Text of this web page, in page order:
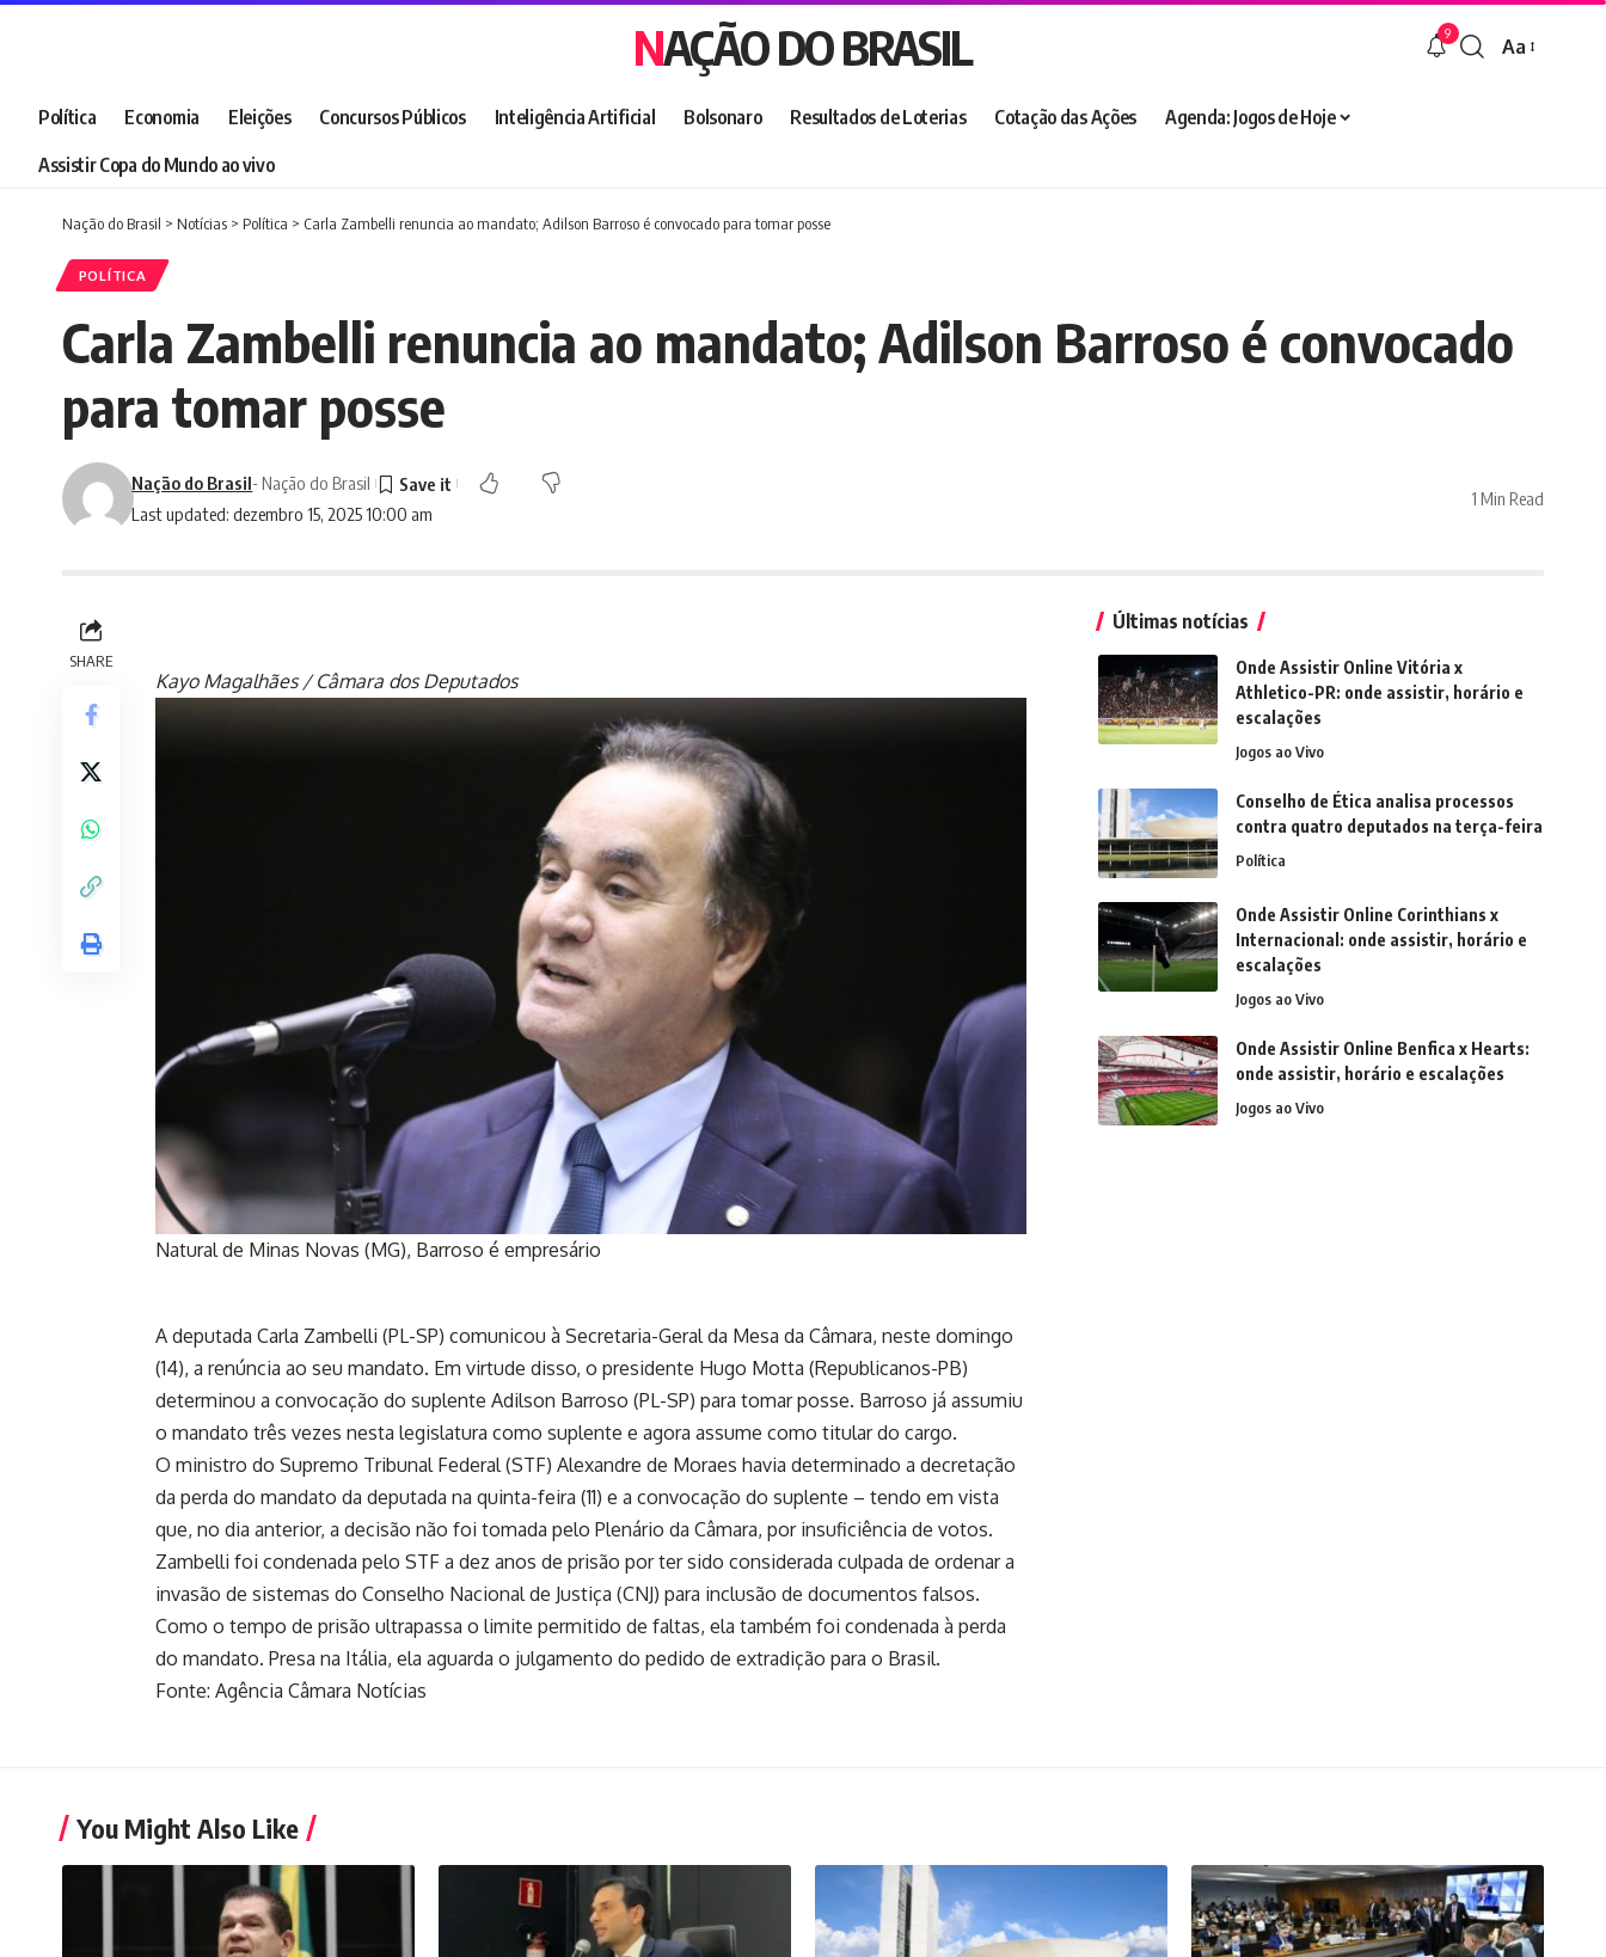
NAÇÃO DO BRASIL 9
Font
Aa
Política Economia Eleições Concursos Públicos Inteligência Artificial Bolsonaro Resultados de Loterias Cotação das Ações
Agenda: Jogos de Hoje
Assistir Copa do Mundo ao vivo
Nação do Brasil > Notícias > Política > Carla Zambelli renuncia ao mandato; Adilson Barroso é convocado para tomar posse
POLÍTICA
Carla Zambelli renuncia ao mandato; Adilson Barroso é convocado
para tomar posse
Last updated: dezembro 15, 2025 10:00 am
Nação do Brasil- Nação do Brasil
1 Min Read
SHARE
Kayo Magalhães / Câmara dos Deputados
Natural de Minas Novas (MG), Barroso é empresário
A deputada Carla Zambelli (PL-SP) comunicou à Secretaria-Geral da Mesa da Câmara, neste domingo
(14), a renúncia ao seu mandato. Em virtude disso, o presidente Hugo Motta (Republicanos-PB)
determinou a convocação do suplente Adilson Barroso (PL-SP) para tomar posse. Barroso já assumiu
o mandato três vezes nesta legislatura como suplente e agora assume como titular do cargo.
O ministro do Supremo Tribunal Federal (STF) Alexandre de Moraes havia determinado a decretação
da perda do mandato da deputada na quinta-feira (11) e a convocação do suplente – tendo em vista
que, no dia anterior, a decisão não foi tomada pelo Plenário da Câmara, por insuficiência de votos.
Zambelli foi condenada pelo STF a dez anos de prisão por ter sido considerada culpada de ordenar a
invasão de sistemas do Conselho Nacional de Justiça (CNJ) para inclusão de documentos falsos.
Como o tempo de prisão ultrapassa o limite permitido de faltas, ela também foi condenada à perda
do mandato. Presa na Itália, ela aguarda o julgamento do pedido de extradição para o Brasil.
Fonte: Agência Câmara Notícias
Últimas notícias
Onde Assistir Online Vitória x
Athletico-PR: onde assistir, horário e
escalações
Jogos ao Vivo
Conselho de Ética analisa processos
contra quatro deputados na terça-feira
Política
Onde Assistir Online Corinthians x
Internacional: onde assistir, horário e
escalações
Jogos ao Vivo
Onde Assistir Online Benfica x Hearts:
onde assistir, horário e escalações
Jogos ao Vivo
You Might Also Like